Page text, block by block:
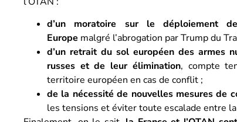
d’un moratoire sur le déploiement
Europe malgré l’abrogation par Trump du
d’un retrait du sol européen des armes
russes et de leur élimination, compte
territoire européen en cas de conflit ;
de la nécessité de nouvelles mesures de
les tensions et éviter toute escalade entre la